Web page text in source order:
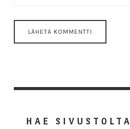
HAE SIVUSTOLTA